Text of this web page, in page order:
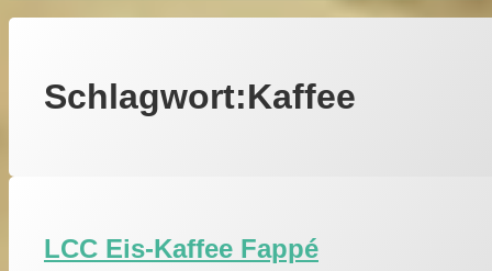
Schlagwort:Kaffee
LCC Eis-Kaffee Fappé